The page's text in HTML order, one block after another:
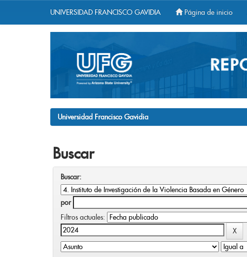
UNIVERSIDAD FRANCISCO GAVIDIA Página de inicio
Universidad Francisco Gavidia
Buscar
Buscar:
por
Filtros actuales: